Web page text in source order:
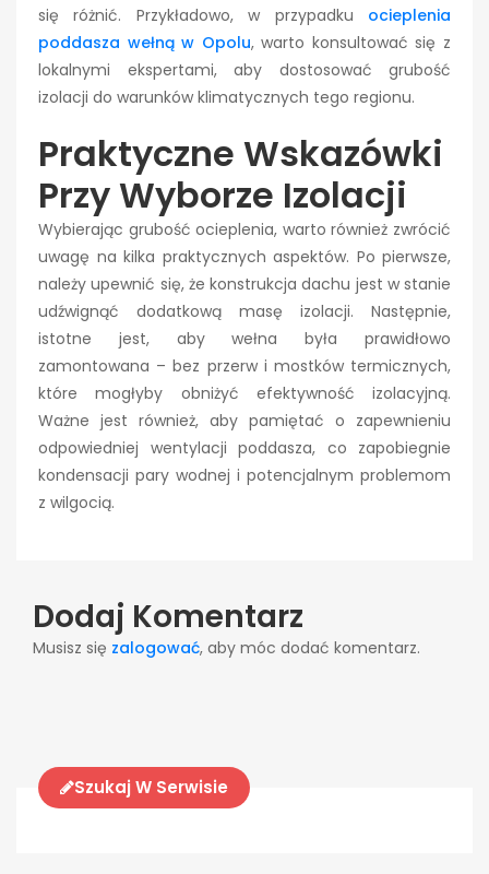
się różnić. Przykładowo, w przypadku ocieplenia
poddasza wełną w Opolu, warto konsultować się z
lokalnymi ekspertami, aby dostosować grubość
izolacji do warunków klimatycznych tego regionu.
Praktyczne Wskazówki
Przy Wyborze Izolacji
Wybierając grubość ocieplenia, warto również zwrócić
uwagę na kilka praktycznych aspektów. Po pierwsze,
należy upewnić się, że konstrukcja dachu jest w stanie
udźwignąć dodatkową masę izolacji. Następnie,
istotne jest, aby wełna była prawidłowo
zamontowana – bez przerw i mostków termicznych,
które mogłyby obniżyć efektywność izolacyjną.
Ważne jest również, aby pamiętać o zapewnieniu
odpowiedniej wentylacji poddasza, co zapobiegnie
kondensacji pary wodnej i potencjalnym problemom
z wilgocią.
Dodaj Komentarz
Musisz się zalogować, aby móc dodać komentarz.
Szukaj W Serwisie